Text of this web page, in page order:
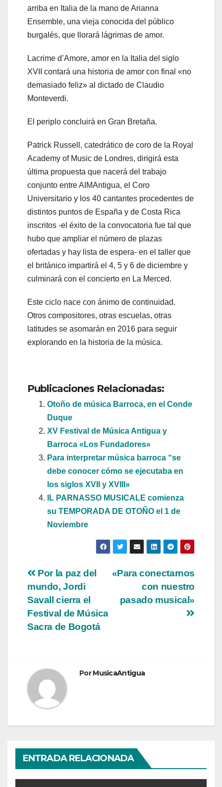
arriba en Italia de la mano de Arianna
Ensemble, una vieja conocida del público
burgalés, que llorará lágrimas de amor.
Lacrime d’Amore, amor en la Italia del siglo
XVII contará una historia de amor con final «no
demasiado feliz» al dictado de Claudio
Monteverdi.
El periplo concluirá en Gran Bretaña.
Patrick Russell, catedrático de coro de la Royal
Academy of Music de Londres, dirigirá esta
última propuesta que nacerá del trabajo
conjunto entre AIMAntigua, el Coro
Universitario y los 40 cantantes procedentes de
distintos puntos de España y de Costa Rica
inscritos -el éxito de la convocatoria fue tal que
hubo que ampliar el número de plazas
ofertadas y hay lista de espera- en el taller que
el británico impartirá el 4, 5 y 6 de diciembre y
culminará con el concierto en La Merced.
Este ciclo nace con ánimo de continuidad.
Otros compositores, otras escuelas, otras
latitudes se asomarán en 2016 para seguir
explorando en la historia de la música.
Publicaciones Relacionadas:
Otoño de música Barroca, en el Conde
Duque
XV Festival de Música Antigua y
Barroca «Los Fundadores»
Para interpretar música barroca “se
debe conocer cómo se ejecutaba en
los siglos XVII y XVIII»
IL PARNASSO MUSICALE comienza
su TEMPORADA DE OTOÑO el 1 de
Noviembre
Navegación
de
entradas
«Para conectarnos
con nuestro
pasado musical»
Por la paz del
mundo, Jordi
Savall cierra el
Festival de Música
Sacra de Bogotá
PorMusicaAntigua
ENTRADA RELACIONADA